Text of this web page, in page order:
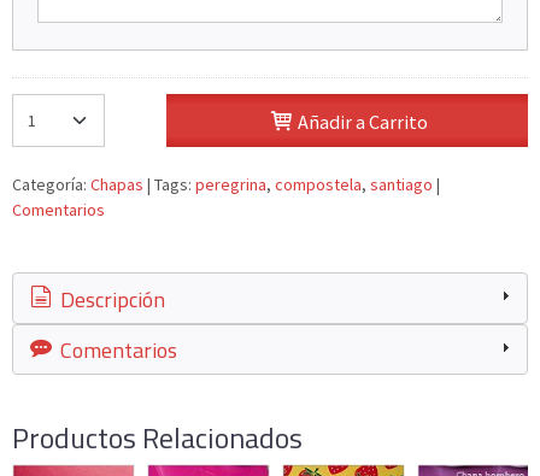
Añadir a Carrito
Categoría: Chapas | Tags: peregrina compostela santiago |
Comentarios
Descripción
Comentarios
Productos Relacionados